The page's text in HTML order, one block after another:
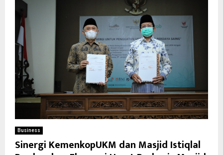
Business
Sinergi KemenkopUKM dan Masjid Istiqlal